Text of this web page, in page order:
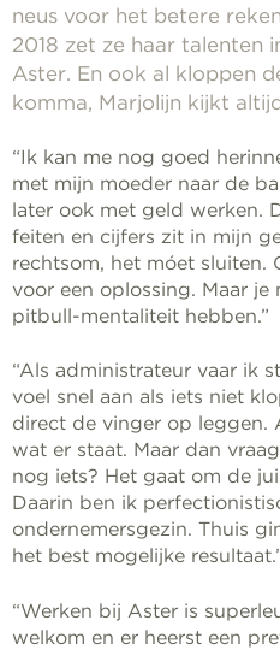
neus voor het betere
2018 zet ze haar talenten
Aster. En ook al kloppen
komma, Marjolijn kijkt
“Ik kan me nog goed
met mijn moeder naar de
later ook met geld werken.
feiten en cijfers zit in mijn
rechtsom, het móet sluiten.
voor een oplossing. Maar je
pitbull-mentaliteit hebben.”
“Als administrateur vaar ik
voel snel aan als iets niet
direct de vinger op leggen.
wat er staat. Maar dan
nog iets? Het gaat om de
Daarin ben ik
ondernemersgezin. Thuis
het best mogelijke
“Werken bij Aster is
welkom en er heerst een